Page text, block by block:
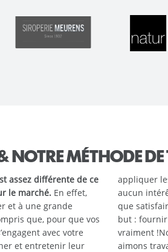
NOTRE MÉTHODE
assez différente de ce
le marché. En effet,
et à une grande
que, pour que vos
avec votre
et entretenir leur
appliquer
aucun
que
but : fournir
vraiment !
aimons